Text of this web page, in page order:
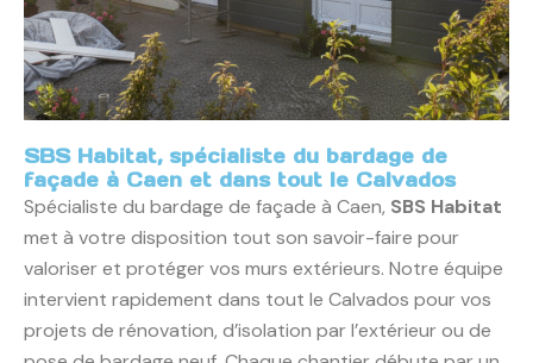
SBS Habitat, spécialiste du bardage de
façade à Caen et dans tout le Calvados
Spécialiste du bardage de façade à Caen, SBS Habitat
met à votre disposition tout son savoir-faire pour
valoriser et protéger vos murs extérieurs. Notre équipe
intervient rapidement dans tout le Calvados pour vos
projets de rénovation, d’isolation par l’extérieur ou de